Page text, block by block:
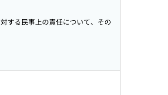
する民事上の責任について、その